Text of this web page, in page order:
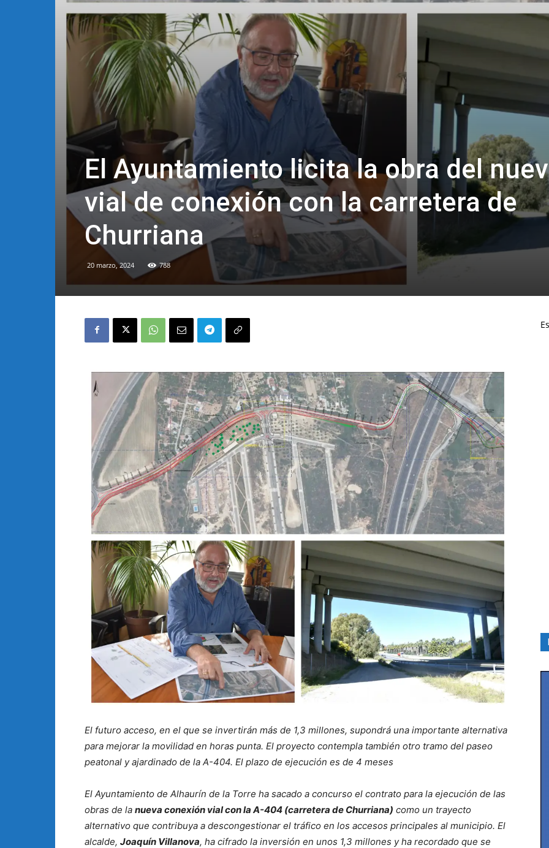
El Ayuntamiento licita la obra del
vial de conexión con la carretera de
Churriana
20 marzo, 2024 788
El futuro acceso, en el que se invertirán más de 1,3 millones, supondrá una importante alternativa
para mejorar la movilidad en horas punta. El proyecto contempla también otro tramo del paseo
peatonal y ajardinado de la A-404. El plazo de ejecución es de 4 meses
El Ayuntamiento de Alhaurín de la Torre ha sacado a concurso el contrato para la ejecución de las
obras de la nueva conexión vial con la A-404 (carretera de Churriana) como un trayecto
alternativo que contribuya a descongestionar el tráfico en los accesos principales al municipio. El
alcalde, Joaquín Villanova, ha cifrado la inversión en unos 1,3 millones y ha recordado que se